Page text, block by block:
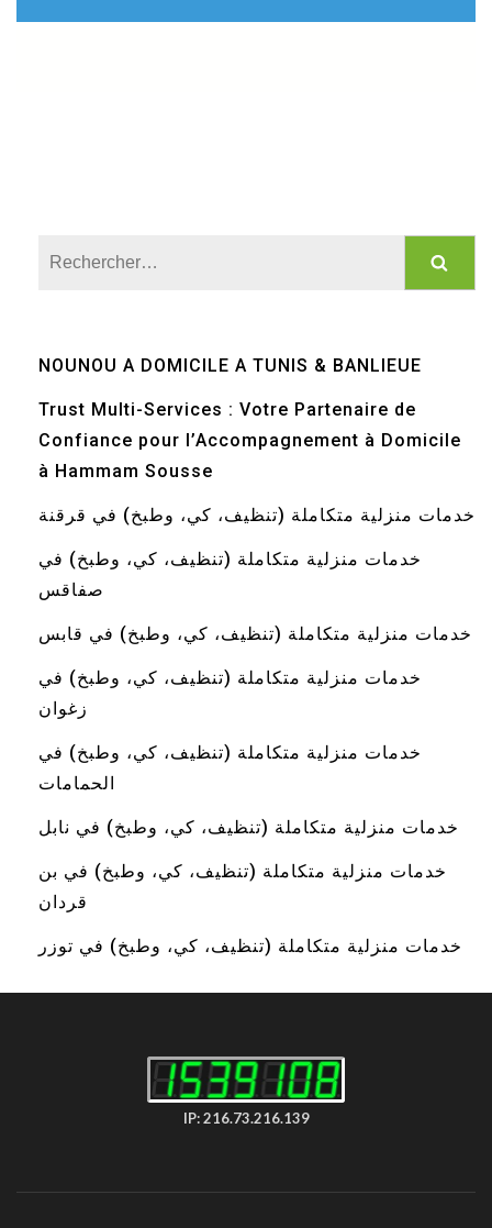
NOUNOU A DOMICILE A TUNIS & BANLIEUE
Trust Multi-Services : Votre Partenaire de
Confiance pour l’Accompagnement à Domicile
à Hammam Sousse
خدمات منزلية متكاملة (تنظيف، كي، وطبخ) في قرقنة
خدمات منزلية متكاملة (تنظيف، كي، وطبخ) في
صفاقس
خدمات منزلية متكاملة (تنظيف، كي، وطبخ) في قابس
خدمات منزلية متكاملة (تنظيف، كي، وطبخ) في
زغوان
خدمات منزلية متكاملة (تنظيف، كي، وطبخ) في
الحمامات
خدمات منزلية متكاملة (تنظيف، كي، وطبخ) في نابل
خدمات منزلية متكاملة (تنظيف، كي، وطبخ) في بن
قردان
خدمات منزلية متكاملة (تنظيف، كي، وطبخ) في توزر
IP: 216.73.216.139